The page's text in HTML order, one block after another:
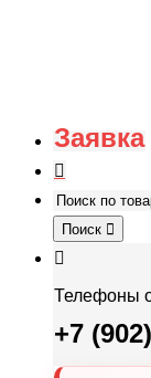
Заявка
Поиск
Телефоны
+7